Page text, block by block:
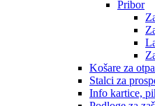
Pribor
Košare za
Stalci za
Info kartice,